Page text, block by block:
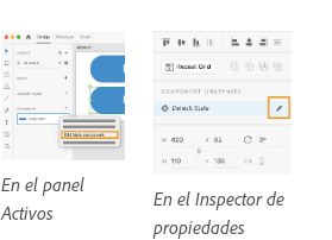
En el panel
Activos
En el Inspector de
propiedades